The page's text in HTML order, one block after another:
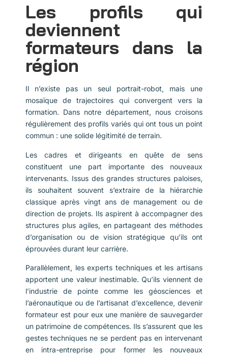
Les profils qui
deviennent
formateurs dans la
région
Il n’existe pas un seul portrait-robot, mais une
mosaïque de trajectoires qui convergent vers la
formation. Dans notre département, nous croisons
régulièrement des profils variés qui ont tous un point
commun : une solide légitimité de terrain.
Les cadres et dirigeants en quête de sens
constituent une part importante des nouveaux
intervenants. Issus des grandes structures paloises,
ils souhaitent souvent s’extraire de la hiérarchie
classique après vingt ans de management ou de
direction de projets. Ils aspirent à accompagner des
structures plus agiles, en partageant des méthodes
d’organisation ou de vision stratégique qu’ils ont
éprouvées durant leur carrière.
Parallèlement, les experts techniques et les artisans
apportent une valeur inestimable. Qu’ils viennent de
l’industrie de pointe comme les géosciences et
l’aéronautique ou de l’artisanat d’excellence, devenir
formateur est pour eux une manière de sauvegarder
un patrimoine de compétences. Ils s’assurent que les
gestes techniques ne se perdent pas en intervenant
en intra-entreprise pour former les nouveaux